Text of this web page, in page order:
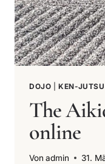
DOJO |KEN-JUTSU
The
online
Von admin 31.